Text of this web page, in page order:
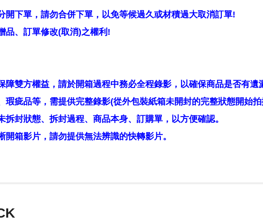
開下單，請勿合併下單，以免等候過久或材積過大取消訂單!
品、訂單修改(取消)之權利!
障雙方權益，請於開箱過程中務必全程錄影，以確保商品是否有遺
瑕疵品等，需提供完整錄影(從外包裝紙箱未開封的完整狀態開始拍
拆封狀態、拆封過程、商品本身、訂購單，以方便確認。
開箱影片，請勿提供無法辨識的快轉影片。